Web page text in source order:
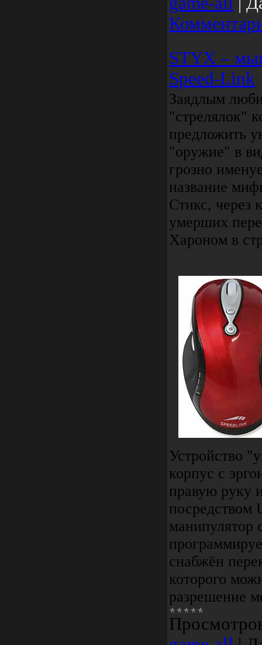
STYX –
Speed-Link
Заядлым
"стрелялок"
предложить
"оружие" в
грозно
название
Стикс, через
умерших
Хароном в
Устройство
корпус с
правую руку
посредством
манипулятор
снабжён
которого
разрешение